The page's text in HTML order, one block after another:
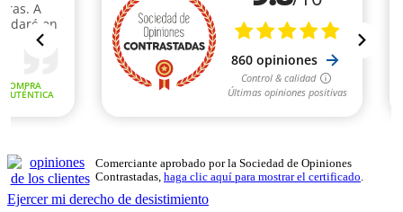
Comerciante aprobado por la Sociedad de Opiniones
Contrastadas, haga clic aquí para mostrar el certificado.
Ejercer mi derecho de desistimiento